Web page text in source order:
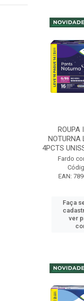
ROUPA
NOTURNA
4PCTS
Fardo
EAN:
Faça
ver